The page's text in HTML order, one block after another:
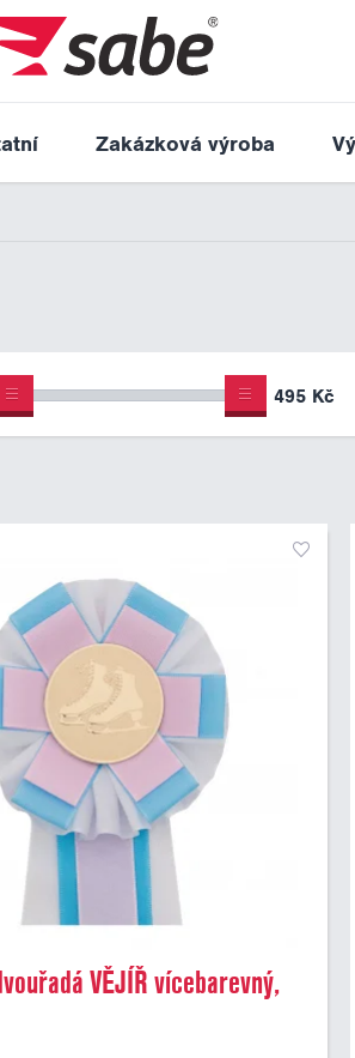
Zakázková výroba
495 Kč
VĚJÍŘ vícebarevný,